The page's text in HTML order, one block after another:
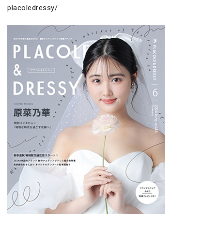
placoledressy/